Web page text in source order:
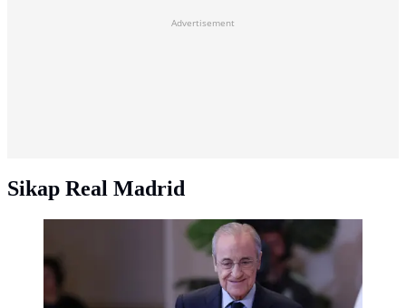
Advertisement
Sikap Real Madrid